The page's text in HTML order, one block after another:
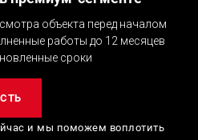
объекта перед началом
работы до 12 месяцев
сроки
и мы поможем воплотить